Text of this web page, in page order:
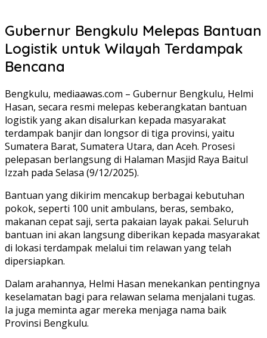
Gubernur Bengkulu Melepas Bantuan
Logistik untuk Wilayah Terdampak
Bencana
Bengkulu, mediaawas.com – Gubernur Bengkulu, Helmi
Hasan, secara resmi melepas keberangkatan bantuan
logistik yang akan disalurkan kepada masyarakat
terdampak banjir dan longsor di tiga provinsi, yaitu
Sumatera Barat, Sumatera Utara, dan Aceh. Prosesi
pelepasan berlangsung di Halaman Masjid Raya Baitul
Izzah pada Selasa (9/12/2025).
Bantuan yang dikirim mencakup berbagai kebutuhan
pokok, seperti 100 unit ambulans, beras, sembako,
makanan cepat saji, serta pakaian layak pakai. Seluruh
bantuan ini akan langsung diberikan kepada masyarakat
di lokasi terdampak melalui tim relawan yang telah
dipersiapkan.
Dalam arahannya, Helmi Hasan menekankan pentingnya
keselamatan bagi para relawan selama menjalani tugas.
Ia juga meminta agar mereka menjaga nama baik
Provinsi Bengkulu.